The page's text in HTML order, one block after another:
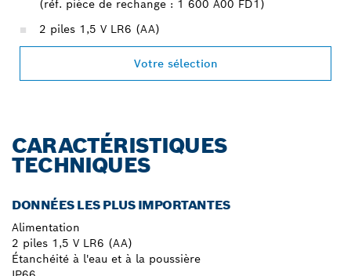
(réf. pièce de rechange : 1 600 A00 FD1)
2 piles 1,5 V LR6 (AA)
Votre sélection
CARACTÉRISTIQUES
TECHNIQUES
DONNÉES LES PLUS IMPORTANTES
Alimentation
2 piles 1,5 V LR6 (AA)
Étanchéité à l'eau et à la poussière